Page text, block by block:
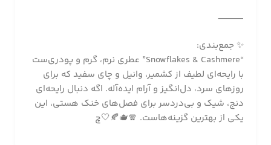
⸻
✨ جمع‌بندی:
“Snowflakes & Cashmere” عطری نرم، گرم و پودری‌ست
با رایحه‌ای لطیف از کشمیر، وانیل و چای سفید که برای
روزهای سرد، دل‌انگیز و آرام ایده‌آله. اگه دنبال رایحه‌ای
دنج، شیک و بی‌دردسر برای فصل‌های خنک هستی، این
یکی از بهترین گزینه‌هاست. 🧣🫖🍂🤍چ